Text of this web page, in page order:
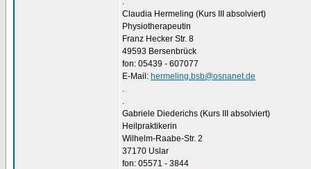
Claudia Hermeling (Kurs III absolviert)
Physiotherapeutin
Franz Hecker Str. 8
49593 Bersenbrück
fon: 05439 - 607077
E-Mail: hermeling.bsb@osnanet.de
.
.
Gabriele Diederichs (Kurs III absolviert)
Heilpraktikerin
Wilhelm-Raabe-Str. 2
37170 Uslar
fon: 05571 - 3844